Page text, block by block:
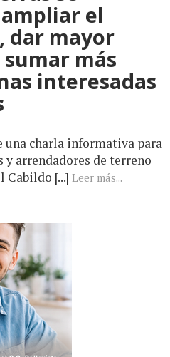
el
dar mayor
más
interesadas
una charla informativa para
arrendadores de terreno
Cabildo [...] Leer más...